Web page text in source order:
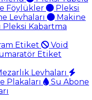
Föylükler
Pleksi
Levhaları
Makine
Pleksi Kabartma
Etiket
Void
Etiket
Levhaları
Plakaları
Su Abone